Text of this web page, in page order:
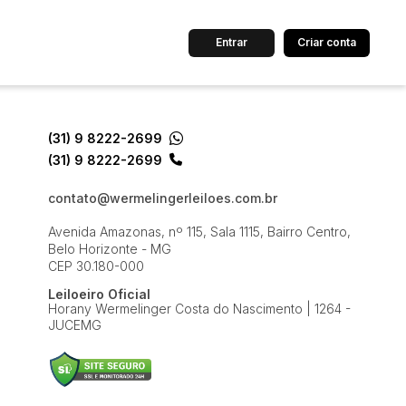
valor
Entrar Criar conta
(31) 9 8222-2699
(31) 9 8222-2699
contato@wermelingerleiloes.com.br
Avenida Amazonas, nº 115, Sala 1115, Bairro Centro,
Belo Horizonte - MG
CEP 30.180-000
Leiloeiro Oficial
Horany Wermelinger Costa do Nascimento | 1264 -
JUCEMG